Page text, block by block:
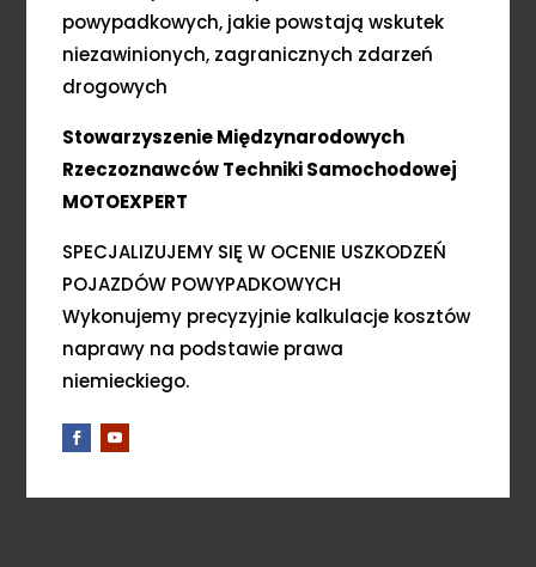
powypadkowych, jakie powstają wskutek
niezawinionych, zagranicznych zdarzeń
drogowych
Stowarzyszenie Międzynarodowych
Rzeczoznawców Techniki Samochodowej
MOTOEXPERT
SPECJALIZUJEMY SIĘ W OCENIE USZKODZEŃ
POJAZDÓW POWYPADKOWYCH
Wykonujemy precyzyjnie kalkulacje kosztów
naprawy na podstawie prawa
niemieckiego.